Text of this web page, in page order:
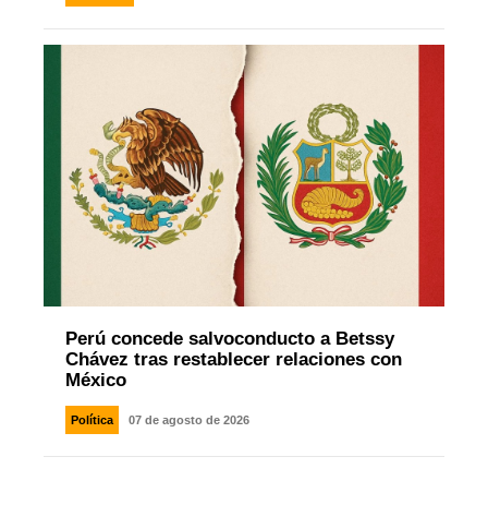
Perú concede salvoconducto a Betssy
Chávez tras restablecer relaciones con
México
Política 07 de agosto de 2026